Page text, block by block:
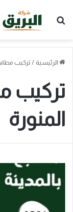
بحث عن
الرئيسية / تركيب مطابخ
تركيب
المنورة